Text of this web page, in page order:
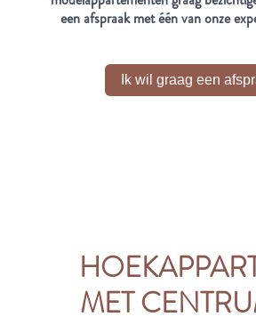
een afspraak met één van onze
Ik wil graag een
MET